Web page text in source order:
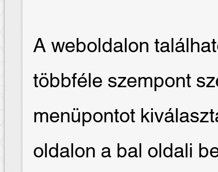
A weboldalon
többféle szempont
menüpontot
oldalon a bal oldali